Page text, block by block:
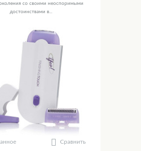
со своими неоспоримыми
достоинствами в...
Сравнить